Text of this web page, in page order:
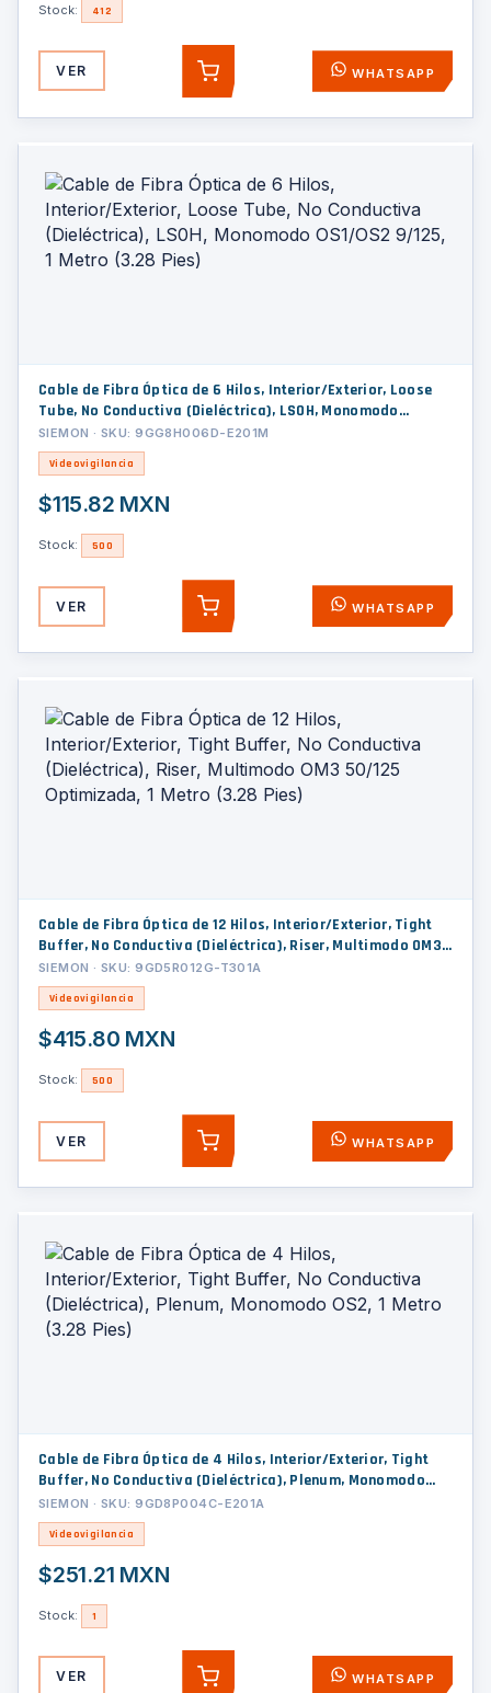
Stock: 412
VER AGREGAR WHATSAPP
Cable de Fibra Óptica de 6 Hilos, Interior/Exterior, Loose
Tube, No Conductiva (Dieléctrica), LS0H, Monomodo
OS1/OS2 9/125, 1 Metro (3.28 Pies)
SIEMON · SKU: 9GG8H006D-E201M
Videovigilancia
$115.82 MXN
Stock: 500
VER AGREGAR WHATSAPP
Cable de Fibra Óptica de 12 Hilos, Interior/Exterior, Tight
Buffer, No Conductiva (Dieléctrica), Riser, Multimodo OM3
50/125 Optimizada, 1 Metro (3.28 Pies)
SIEMON · SKU: 9GD5R012G-T301A
Videovigilancia
$415.80 MXN
Stock: 500
VER AGREGAR WHATSAPP
Cable de Fibra Óptica de 4 Hilos, Interior/Exterior, Tight
Buffer, No Conductiva (Dieléctrica), Plenum, Monomodo
OS2, 1 Metro (3.28 Pies)
SIEMON · SKU: 9GD8P004C-E201A
Videovigilancia
$251.21 MXN
Stock: 1
VER AGREGAR WHATSAPP